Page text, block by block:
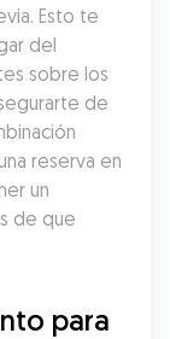
Esto te
del
sobre los
de
reserva en
un
de que
para